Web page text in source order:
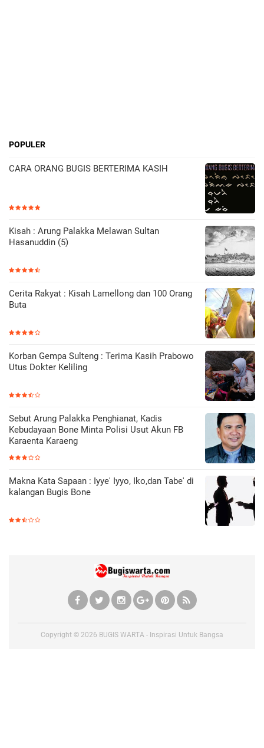
POPULER
CARA ORANG BUGIS BERTERIMA KASIH
Kisah : Arung Palakka Melawan Sultan
Hasanuddin (5)
Cerita Rakyat : Kisah Lamellong dan 100 Orang
Buta
Korban Gempa Sulteng : Terima Kasih Prabowo
Utus Dokter Keliling
Sebut Arung Palakka Penghianat, Kadis
Kebudayaan Bone Minta Polisi Usut Akun FB
Karaenta Karaeng
Makna Kata Sapaan : Iyye' Iyyo, Iko,dan Tabe' di
kalangan Bugis Bone
Copyright © 2026 BUGIS WARTA - Inspirasi Untuk Bangsa